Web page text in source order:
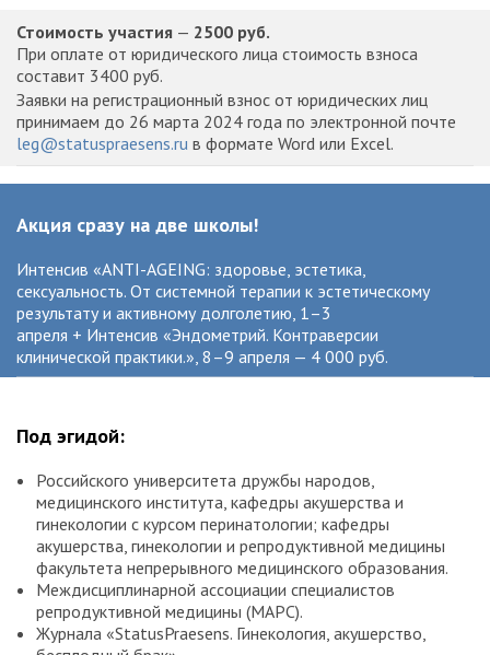
Стоимость участия — 2500 руб.
При оплате от юридического лица стоимость взноса
составит 3400 руб.
Заявки на регистрационный взнос от юридических лиц
принимаем до 26 марта 2024 года по электронной почте
leg@statuspraesens.ru в формате Word или Excel.
Акция сразу на две школы!
Интенсив «АNTI-AGEING: здоровье, эстетика,
сексуальность. От системной терапии к эстетическому
результату и активному долголетию, 1–3
апреля + Интенсив «Эндометрий. Контраверсии
клинической практики.», 8–9 апреля — 4 000 руб.
Под эгидой:
Российского университета дружбы народов,
медицинского института, кафедры акушерства и
гинекологии с курсом перинатологии; кафедры
акушерства, гинекологии и репродуктивной медицины
факультета непрерывного медицинского образования.
Междисциплинарной ассоциации специалистов
репродуктивной медицины (МАРС).
Журнала «StatusPraesens. Гинекология, акушерство,